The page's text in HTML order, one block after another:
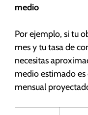
medio
Por ejemplo, si tu
mes y tu tasa de
necesitas
medio estimado es
mensual